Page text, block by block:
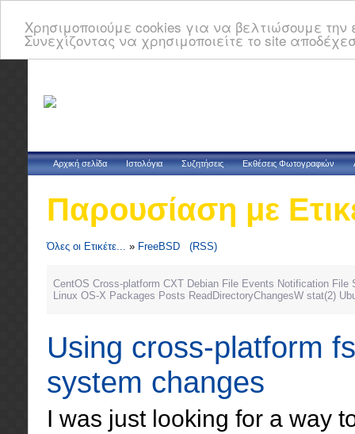
Χρησιμοποιούμε cookies για να βελτιώσουμε
Συνεχίζοντας να χρησιμοποιείτε το site
Αρχική σελίδα Ιστολόγια Συζητήσεις Εκθέσεις Φωτογραφιών
Παρουσίαση με
Όλες οι Ετικέτε... » FreeBSD (RSS)
CentOS Cross-platform CXT Debian File Events Notification File
Linux OS-X Packages Posts ReadDirectoryChangesW stat(2)
Using cross-platform
system changes
I was just looking for a way